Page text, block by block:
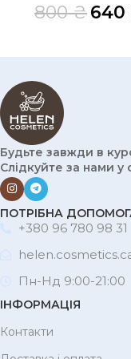
800₴640
Будьте завжди в
Слідкуйте за нами у
ПОТРІБНА
+380 96 780 98 31
Пн-Нд 9:00-21:00
ІНФОРМАЦІЯ
Контакти